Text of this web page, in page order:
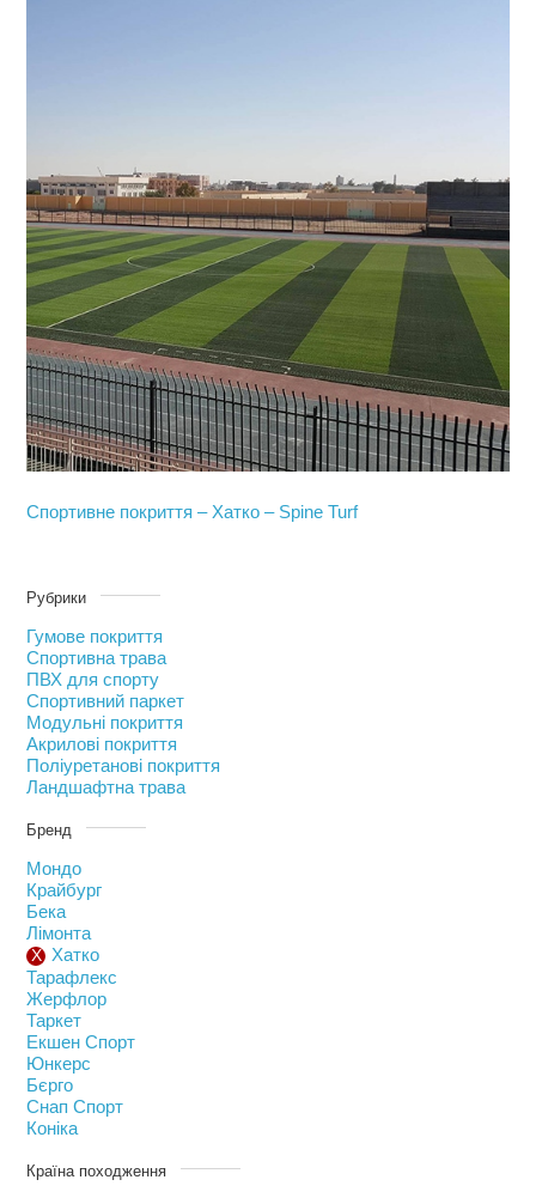
Спортивне покриття – Хатко – Spine Turf
Рубрики
Гумове покриття
Спортивна трава
ПВХ для спорту
Спортивний паркет
Модульні покриття
Акрилові покриття
Поліуретанові покриття
Ландшафтна трава
Бренд
Мондо
Крайбург
Бека
Лімонта
Хатко
Тарафлекс
Жерфлор
Таркет
Екшен Спорт
Юнкерс
Бєрго
Снап Спорт
Коніка
Країна походження